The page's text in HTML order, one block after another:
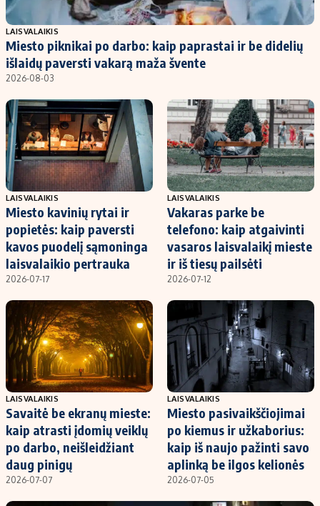
Populiarios temos
Investavimas
Akcijų rinka
Saulės elektrinės
Kriptovaliutos
Infliacija
Migracija
Titulinis
Nedarbo išmokos skaičiuoklė
Indėlių skaičiuoklė
Būsto finansai
Įdomios naujienos
Redakcija
Apie mus
Redakcijos politika
Privatumo politika
Turinio žymėjimo taisyklės
Kontaktai
Regionų naujienos
Indėlių palūkanos
LAISVALAIKIS
Miesto piknikai po darbo: kaip paprastai ir be didelių
išlaidų paversti vakarą maža švente
2026-08-03
LAISVALAIKIS
Miesto kavinių rytai ir
popietės: kaip paversti
kavos puodelį sąmoninga
laisvalaikio pertrauka
2026-07-17
LAISVALAIKIS
Vakaras parke be
telefono: kaip atgaivinti
vasaros laisvalaikį mieste
ir iš tiesų pailsėti
2026-07-12
LAISVALAIKIS
Savaitė be ekranų mieste:
kaip atrasti įdomių veiklų
po darbo, neišleidžiant
daug pinigų
2026-07-07
LAISVALAIKIS
Miesto pasivaikščiojimai
po kiemus ir užkaborius:
kaip iš naujo pažinti savo
aplinką be ilgos kelionės
2026-07-05